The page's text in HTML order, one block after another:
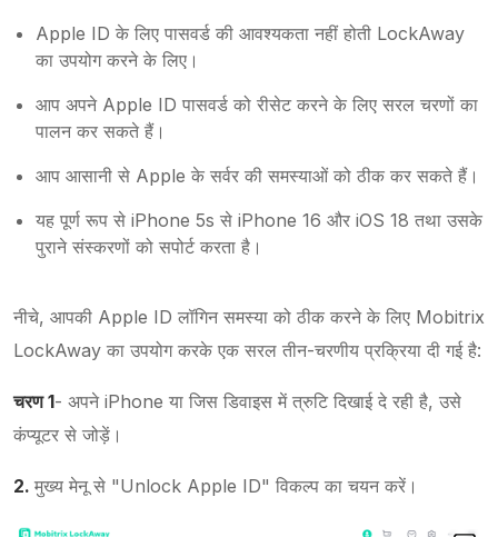
Apple ID के लिए पासवर्ड की आवश्यकता नहीं होती LockAway
का उपयोग करने के लिए।
आप अपने Apple ID पासवर्ड को रीसेट करने के लिए सरल चरणों का
पालन कर सकते हैं।
आप आसानी से Apple के सर्वर की समस्याओं को ठीक कर सकते हैं।
यह पूर्ण रूप से iPhone 5s से iPhone 16 और iOS 18 तथा उसके
पुराने संस्करणों को सपोर्ट करता है।
नीचे, आपकी Apple ID लॉगिन समस्या को ठीक करने के लिए Mobitrix
LockAway का उपयोग करके एक सरल तीन-चरणीय प्रक्रिया दी गई है:
चरण 1- अपने iPhone या जिस डिवाइस में त्रुटि दिखाई दे रही है, उसे
कंप्यूटर से जोड़ें।
2. मुख्य मेनू से "Unlock Apple ID" विकल्प का चयन करें।